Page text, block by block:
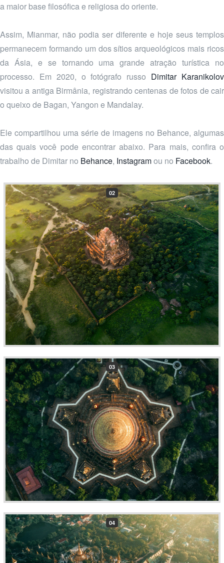
a maior base filosófica e religiosa do oriente.
Assim, Mianmar, não podia ser diferente e hoje seus templos
permanecem formando um dos sítios arqueológicos mais ricos
da Ásia, e se tornando uma grande atração turística no
processo. Em 2020, o fotógrafo russo Dimitar Karanikolov
visitou a antiga Birmânia, registrando centenas de fotos de cair
o queixo de Bagan, Yangon e Mandalay.
Ele compartilhou uma série de imagens no Behance, algumas
das quais você pode encontrar abaixo. Para mais, confira o
trabalho de Dimitar no Behance, Instagramou no Facebook.
02
03
04